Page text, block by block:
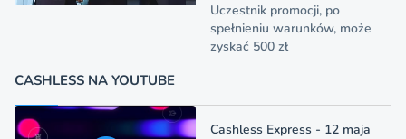
Uczestnik promocji, po
spełnieniu warunków, może
zyskać 500 zł
CASHLESS NA YOUTUBE
Cashless Express - 12 maja